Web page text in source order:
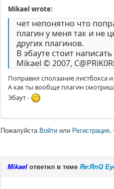
Mikael wrote:
чет непонятно что
плагин у меня так и не
других плагинов.
В эбауте стоит
Mikael © 2007,
Поправил сползание листбокса
А как ты вообще плагин
Эбаут -
Пожалуйста Войти или Регистрация,
Mikael ответил в теме Re:RnQ